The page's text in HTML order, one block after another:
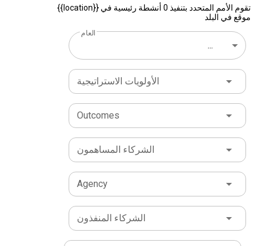
تقوم الأمم المتحدد بتنفيذ 0 أنشطة رئيسية في {{location}}
موقع في البلد
العام
...
الأولويات الاستراتيجية
Outcomes
الشركاء المساهمون
Agency
الشركاء المنفذون